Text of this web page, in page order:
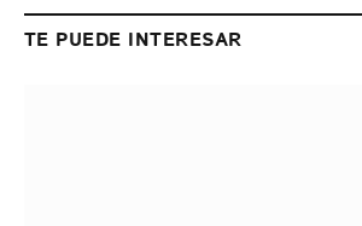
TE PUEDE INTERESAR